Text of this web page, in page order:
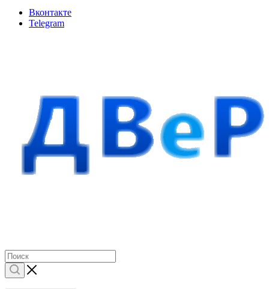
Вконтакте
Telegram